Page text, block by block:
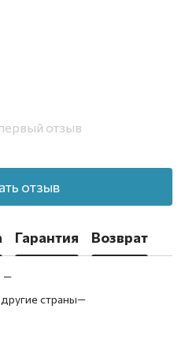
отзыв
отзыв
Гарантия Возврат
—
страны—